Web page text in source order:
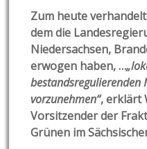
Zum heute
dem die
Niedersachsen,
erwogen haben, …
bestandsregulierenden
vorzunehmen“, erklärt
Vorsitzender der
Grünen im